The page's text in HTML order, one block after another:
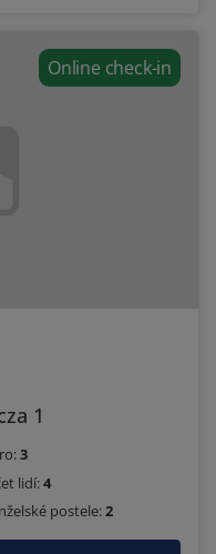
Online check-in
1
3
lidí:4
postele:2